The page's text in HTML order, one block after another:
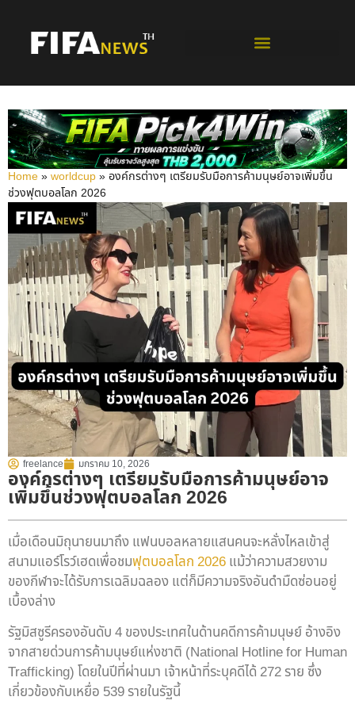
Home»worldcup»องค์กรต่างๆ เตรียมรับมือการค้ามนุษย์อาจเพิ่มขึ้น
ช่วงฟุตบอลโลก 2026
freelance มกราคม 10, 2026
องค์กรต่างๆ เตรียมรับมือการค้ามนุษย์อาจ
เพิ่มขึ้นช่วงฟุตบอลโลก 2026
เมื่อเดือนมิถุนายนมาถึง แฟนบอลหลายแสนคนจะหลั่งไหลเข้าสู่
สนามแอร์โรว์เฮดเพื่อชมฟุตบอลโลก 2026แม้ว่าความสวยงาม
ของกีฬาจะได้รับการเฉลิมฉลอง แต่ก็มีความจริงอันดำมืดซ่อนอยู่
เบื้องล่าง
รัฐมิสซูรีครองอันดับ 4 ของประเทศในด้านคดีการค้ามนุษย์ อ้างอิง
จากสายด่วนการค้ามนุษย์แห่งชาติ (National Hotline for Human
Trafficking) โดยในปีที่ผ่านมา เจ้าหน้าที่ระบุคดีได้ 272 ราย ซึ่ง
เกี่ยวข้องกับเหยื่อ 539 รายในรัฐนี้